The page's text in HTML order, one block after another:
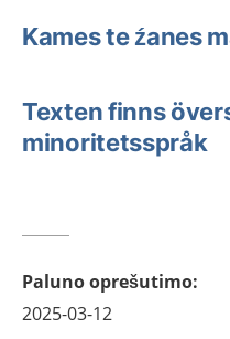
Kames te źanes
Texten finns
minoritetsspråk
Paluno oprešutimo:
2025-03-12